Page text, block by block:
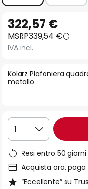
all'inizio
della
galleria
immagini
Kolarz Plafoniera
metallo
322,57 €
MSRP339,54 €
IVA incl.
1
Resi entro 50 giorni
Acquista ora, paga
“Eccellente” su